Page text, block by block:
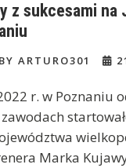
z sukcesami
ARTURO301
r. w Poznaniu
zawodach
Marka